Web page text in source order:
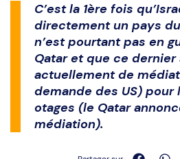
C’est la 1ère fois
directement un pays
n’est pourtant pas en
Qatar et que ce dernier
actuellement de
demande des US)
otages (le Qatar
médiation).